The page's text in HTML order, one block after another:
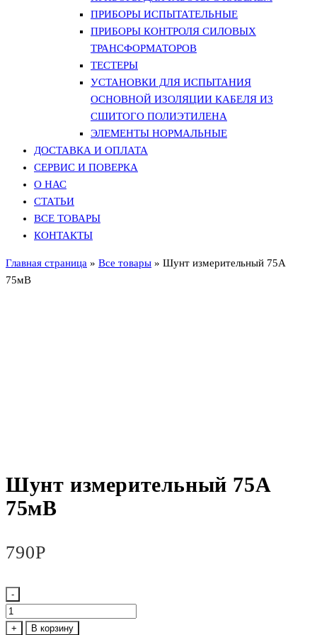
ПРИБОРЫ ИСПЫТАТЕЛЬНЫЕ
ПРИБОРЫ КОНТРОЛЯ СИЛОВЫХ
ТРАНСФОРМАТОРОВ
ТЕСТЕРЫ
УСТАНОВКИ ДЛЯ ИСПЫТАНИЯ
ОСНОВНОЙ ИЗОЛЯЦИИ КАБЕЛЯ ИЗ
СШИТОГО ПОЛИЭТИЛЕНА
ЭЛЕМЕНТЫ НОРМАЛЬНЫЕ
ДОСТАВКА И ОПЛАТА
СЕРВИС И ПОВЕРКА
О НАС
СТАТЬИ
ВСЕ ТОВАРЫ
КОНТАКТЫ
Главная страница » Все товары » Шунт измерительный 75А
75мВ
Шунт измерительный 75А
75мВ
790Р
-
Количество
товара
+ В корзину